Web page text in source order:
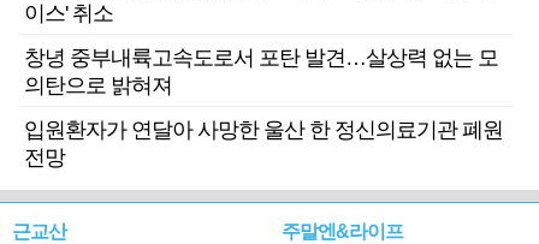
이스' 취소
창녕 중부내륙고속도로서 포탄 발견…살상력 없는 모
의탄으로 밝혀져
입원환자가 연달아 사망한 울산 한 정신의료기관 폐원
전망
근교산 주말엔&라이프